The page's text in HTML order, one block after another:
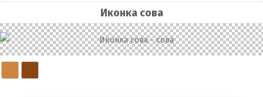
Фото без фона
Иконка сова